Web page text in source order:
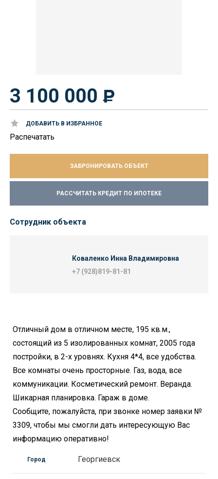
3 100 000
ДОБАВИТЬ В ИЗБРАННОЕ
Распечатать
ЗАБРОНИРОВАТЬ ОБЪЕКТ
РАССЧИТАТЬ КРЕДИТ ПО ИПОТЕКЕ
Сотрудник объекта
Коваленко Инна Владимировна
+7 (928)819-81-81
Отличный дом в отличном месте, 195 кв.м.,
состоящий из 5 изолированных комнат, 2005 года
постройки, в 2-х уровнях. Кухня 4*4, все удобства.
Все комнаты очень просторные. Газ, вода, все
коммуникации. Косметический ремонт. Веранда.
Шикарная планировка. Гараж в доме.
Сообщите, пожалуйста, при звонке номер заявки №
3309, чтобы мы смогли дать интересующую Вас
информацию оперативно!
Город Георгиевск